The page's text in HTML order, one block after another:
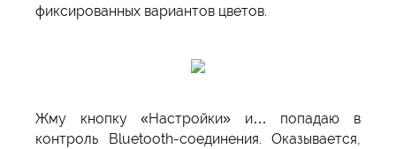
фиксированных вариантов цветов.
Жму кнопку «Настройки» и… попадаю в
контроль Bluetooth-соединения. Оказывается,